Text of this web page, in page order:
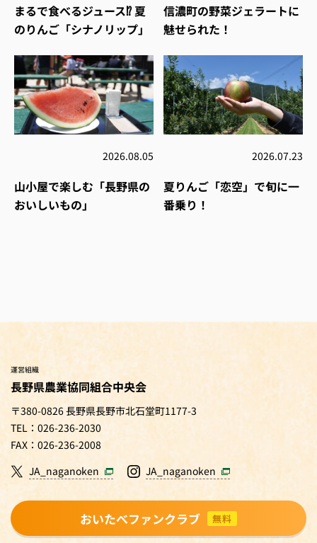
まるで食べるジュース⁉︎ 夏
のりんご「シナノリップ」
信濃町の野菜ジェラートに
魅せられた！
2026.08.05
山小屋で楽しむ「長野県の
おいしいもの」
2026.07.23
夏りんご「恋空」で旬に一
番乗り！
運営組織
長野県農業協同組合中央会
〒380-0826 長野県長野市北石堂町1177-3
TEL：026-236-2030
FAX：026-236-2008
JA_naganoken
JA_naganoken
おいたべファンクラブ 無料